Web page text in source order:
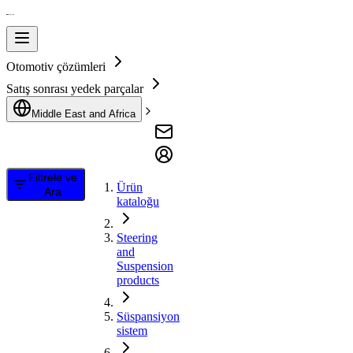
Otomotiv çözümleri
Satış sonrası yedek parçalar
Middle East and Africa
Filtrele ve
Ara
Ürün
kataloğu
Steering
and
Suspension
products
Süspansiyon
sistem